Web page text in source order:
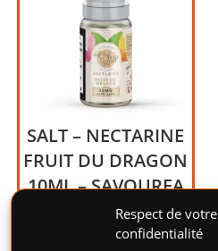
Respect de votre
confidentialité
SALT – NECTARINE
FRUIT DU DRAGON
10ML – SAVOUREA
Nectarine, Fruit du dragon.
5,00€